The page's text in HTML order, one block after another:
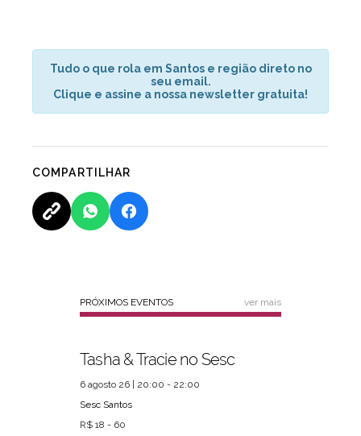
Tudo o que rola em Santos e região direto no
seu email.
Clique e assine a nossa newsletter gratuita!
COMPARTILHAR
PRÓXIMOS EVENTOS ver mais
Tasha & Tracie no Sesc
6 agosto 26 | 20:00 - 22:00
Sesc Santos
R$ 18 - 60